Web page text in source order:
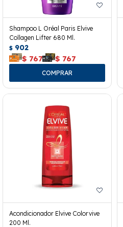
Shampoo L Oréal Paris Elvive
Collagen Lifter 680 Ml.
$ 902
$ 767 $ 767
Acondicionador Elvive Colorvive
200 Ml.